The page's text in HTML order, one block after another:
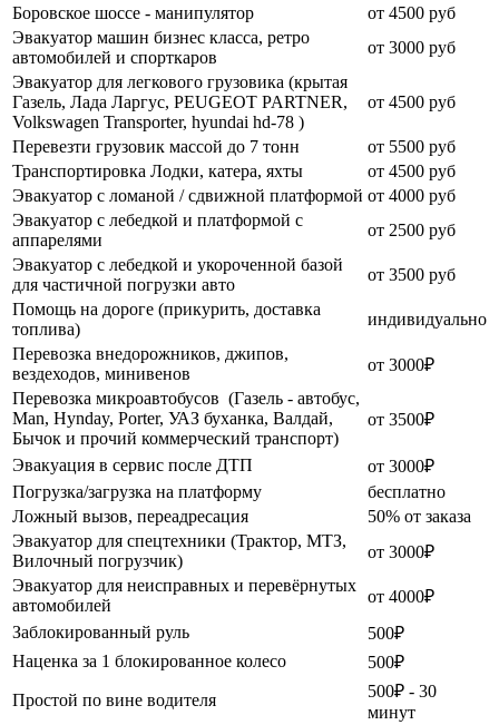
Боровское шоссе - манипулятор
от 4500 руб
Эвакуатор машин бизнес класса, ретро
автомобилей и спорткаров
от 3000 руб
Эвакуатор для легкового грузовика (крытая
Газель, Лада Ларгус, PEUGEOT PARTNER,
Volkswagen Transporter, hyundai hd-78 )
от 4500 руб
Перевезти грузовик массой до 7 тонн
от 5500 руб
Транспортировка Лодки, катера, яхты
от 4500 руб
Эвакуатор c ломаной / сдвижной платформой от 4000 руб
Эвакуатор с лебедкой и платформой с
аппарелями
от 2500 руб
Эвакуатор с лебедкой и укороченной базой
для частичной погрузки авто
от 3500 руб
Помощь на дороге (прикурить, доставка
топлива)
индивидуально
Перевозка внедорожников, джипов,
вездеходов, минивенов
от 3000₽
Перевозка микроавтобусов (Газель - автобус,
Man, Hynday, Porter, УАЗ буханка, Валдай,
Бычок и прочий коммерческий транспорт)
от 3500₽
Эвакуация в сервис после ДТП
от 3000₽
Погрузка/загрузка на платформу
бесплатно
Ложный вызов, переадресация
50% от заказа
Эвакуатор для спецтехники (Трактор, МТЗ,
Вилочный погрузчик)
от 3000₽
Эвакуатор для неисправных и перевёрнутых
автомобилей
от 4000₽
Заблокированный руль
500₽
Наценка за 1 блокированное колесо
500₽
Простой по вине водителя
500₽ - 30
минут